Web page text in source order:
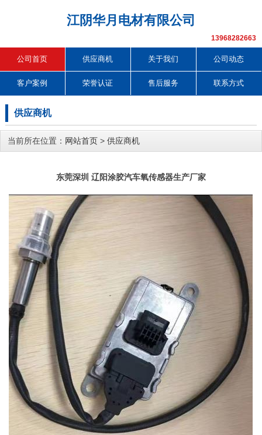
江阴华月电材有限公司
13968282663
公司首页 供应商机 关于我们 公司动态
客户案例 荣誉认证 售后服务 联系方式
供应商机
当前所在位置： 网站首页 > 供应商机
东莞深圳 辽阳涂胶汽车氧传感器生产厂家